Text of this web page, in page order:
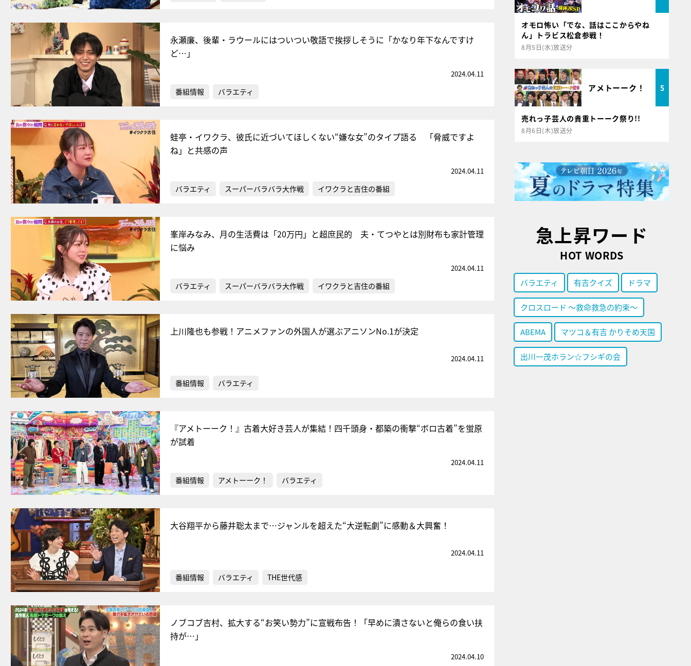
永瀬廉、後輩・ラウールにはついつい敬語で挨拶しそうに「かなり年下なんですけ
ど…」
2024.04.11
番組情報 バラエティ
蛙亭・イワクラ、彼氏に近づいてほしくない“嫌な女”のタイプ語る 「脅威ですよ
ね」と共感の声
2024.04.11
バラエティ スーパーバラバラ大作戦 イワクラと吉住の番組
峯岸みなみ、月の生活費は「20万円」と超庶民的 夫・てつやとは別財布も家計管理
に悩み
2024.04.11
バラエティ スーパーバラバラ大作戦 イワクラと吉住の番組
上川隆也も参戦！アニメファンの外国人が選ぶアニソンNo.1が決定
2024.04.11
番組情報 バラエティ
『アメトーーク！』古着大好き芸人が集結！四千頭身・都築の衝撃“ボロ古着”を蛍原
が試着
2024.04.11
番組情報 アメトーーク！ バラエティ
大谷翔平から藤井聡太まで…ジャンルを超えた“大逆転劇”に感動＆大興奮！
2024.04.11
番組情報 バラエティ THE世代感
ノブコブ吉村、拡大する“お笑い勢力”に宣戦布告！「早めに潰さないと俺らの食い扶
持が…」
2024.04.10
オモロ怖い「でな、話はここからやね
ん」トラビス松倉参戦！
8月5日(水)放送分
アメトーーク！ 5
売れっ子芸人の貴重トーーク祭り!!
8月6日(木)放送分
急上昇ワード
HOT WORDS
バラエティ 有吉クイズ ドラマ
クロスロード ～救命救急の約束～
ABEMA マツコ＆有吉 かりそめ天国
出川一茂ホラン☆フシギの会